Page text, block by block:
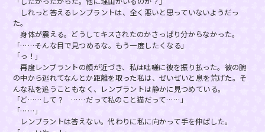
しれっと答えるレンブラントは、全く悪いと思っていないようだっ
た。
身体が震える。どうしてキスされたのかさっぱり分からなかった。
「……そんな目で見つめるな。もう一度したくなる」
「っ！」
再度レンブラントの顔が近づき、私は咄嗟に彼を振り払った。彼の腕
の中から逃れてなんとか距離を取った私は、ぜいぜいと息を荒げた。そ
んな私を追うこともなく、レンブラントは静かに見つめている。
「ど……して？ ……だって私のこと猫だって……」
「……」
レンブラントは答えない。代わりに私に向かって手を伸ばした。